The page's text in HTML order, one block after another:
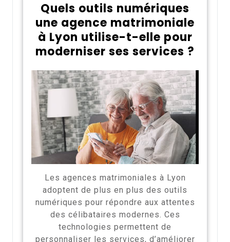
Quels outils numériques
une agence matrimoniale
à Lyon utilise-t-elle pour
moderniser ses services ?
Les agences matrimoniales à Lyon
adoptent de plus en plus des outils
numériques pour répondre aux attentes
des célibataires modernes. Ces
technologies permettent de
personnaliser les services, d’améliorer